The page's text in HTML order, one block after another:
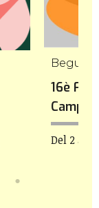
Begues
16è
Camp
Del 2 al